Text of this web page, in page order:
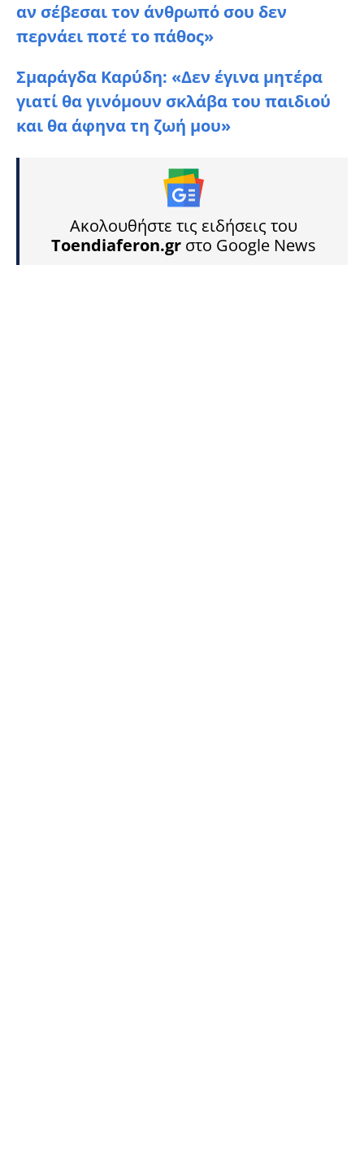
αν σέβεσαι τον άνθρωπό σου δεν
περνάει ποτέ το πάθος»
Σμαράγδα Καρύδη: «Δεν έγινα μητέρα
γιατί θα γινόμουν σκλάβα του παιδιού
και θα άφηνα τη ζωή μου»
Ακολουθήστε τις ειδήσεις του
Toendiaferon.gr στο Google News